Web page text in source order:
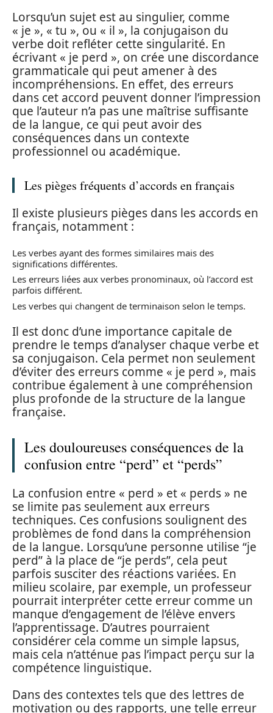
Lorsqu’un sujet est au singulier, comme
« je », « tu », ou « il », la conjugaison du
verbe doit refléter cette singularité. En
écrivant « je perd », on crée une discordance
grammaticale qui peut amener à des
incompréhensions. En effet, des erreurs
dans cet accord peuvent donner l’impression
que l’auteur n’a pas une maîtrise suffisante
de la langue, ce qui peut avoir des
conséquences dans un contexte
professionnel ou académique.
Les pièges fréquents d’accords en français
Il existe plusieurs pièges dans les accords en
français, notamment :
Les verbes ayant des formes similaires mais des
significations différentes.
Les erreurs liées aux verbes pronominaux, où l’accord est
parfois différent.
Les verbes qui changent de terminaison selon le temps.
Il est donc d’une importance capitale de
prendre le temps d’analyser chaque verbe et
sa conjugaison. Cela permet non seulement
d’éviter des erreurs comme « je perd », mais
contribue également à une compréhension
plus profonde de la structure de la langue
française.
Les douloureuses conséquences de la
confusion entre “perd” et “perds”
La confusion entre « perd » et « perds » ne
se limite pas seulement aux erreurs
techniques. Ces confusions soulignent des
problèmes de fond dans la compréhension
de la langue. Lorsqu’une personne utilise “je
perd” à la place de “je perds”, cela peut
parfois susciter des réactions variées. En
milieu scolaire, par exemple, un professeur
pourrait interpréter cette erreur comme un
manque d’engagement de l’élève envers
l’apprentissage. D’autres pourraient
considérer cela comme un simple lapsus,
mais cela n’atténue pas l’impact perçu sur la
compétence linguistique.
Dans des contextes tels que des lettres de
motivation ou des rapports, une telle erreur